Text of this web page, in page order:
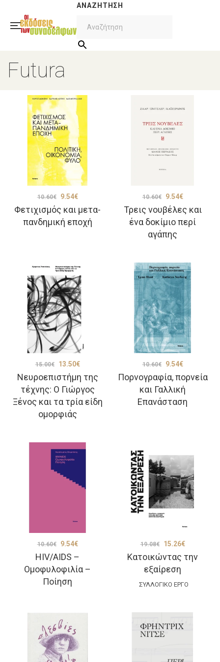
ΑΝΑΖΉΤΗΣΗ
Futura
Φετιχισμός και μετα-
πανδημική εποχή
10.60€
Original
price
was:
9.54€Η
τρέχουσα
τιμή
Τρεις νουβέλες και
ένα δοκίμιο περί
αγάπης
10.60€
Original
price
was:
10.60€.
9.54€Η
τρέχουσα
τιμή
Νευροεπιστήμη της
τέχνης: Ο Γιώργος
Ξένος και τα τρία είδη
ομορφιάς
15.00€
Original
price
was:
15.00€.
13.50€Η
τρέχουσα
τιμή
είναι:
Πορνογραφία, πορνεία
και Γαλλική
Επανάσταση
10.60€
Original
price
was:
10.60€.
9.54€Η
τρέχουσα
τιμή
είναι:
HIV/AIDS –
Ομοφυλοφιλία –
Ποίηση
10.60€
Original
price
was:
10.60€.
9.54€Η
τρέχουσα
τιμή
Κατοικώντας την
εξαίρεση
19.08€
Original
price
was:
19.08€.
15.26€Η
τρέχουσα
είναι:
ΣΥΛΛΟΓΙΚΌ ΈΡΓΟ